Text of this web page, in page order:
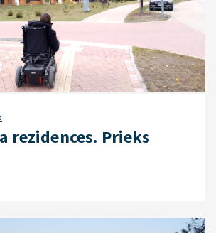
rezidences. Prieks